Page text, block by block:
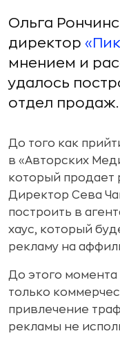
Ольга
директор
мнением и
удалось
отдел продаж.
До того как
в «Авторских
который продает
Директор Сева
построить в
хаус, который
рекламу на
До этого момента
только
привлечение
рекламы не